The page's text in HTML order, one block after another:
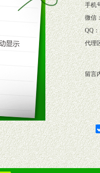
。
况公司给予
场操作一定
滞销品给予
手机
微信
QQ：
代理
留言